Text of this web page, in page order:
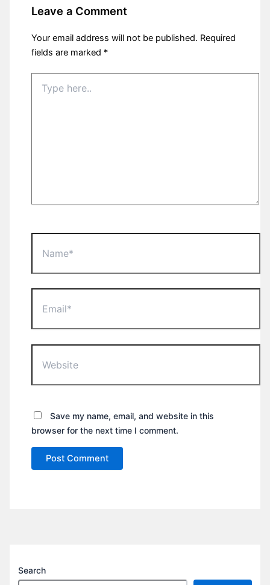
Leave a Comment
Your email address will not be published. Required
fields are marked *
here..
Save my name, email, and website in this
browser for the next time I comment.
Search